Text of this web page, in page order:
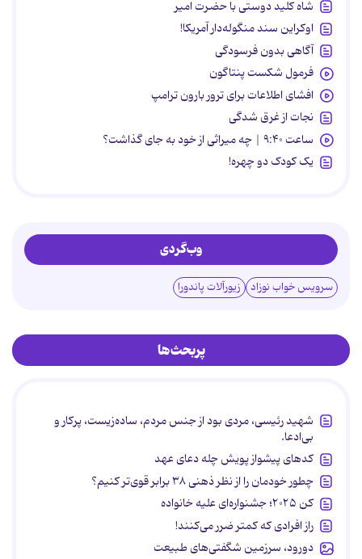
شاه کلید دوستی با حضرت امیر
اوکراین سند منگوله‌دار آمریکا!
آگاهی بدون فرسودگی
فرمول شکست پنتاگون
افشای اطلاعات برای ترور بارون ترامپ
نجات از غرق شدگی
ساعت ۹:۴۰ | چه میراثی از خود به جای گذاشت؟
یک کودک دو چهره!
وب‌گردی
سرویس خواب نوزاد زیورآلات پاندورا
پربحث‌ها
شهید رئیسی، مردی بود از جنس مردم، ساده‌زیست، پرکار و
بی‌ادعا.
کدهای پیشواز پویش چله دعای عهد
چطور خودمان را از نظر ذهنی ۳۸ برابر قوی‌تر کنیم؟
کن ۲۰۲۵؛ جشنواره‌ای علیه خانواده
راز افرادی که کمتر ضرر می‌کنند!
دورود، سرزمین شگفتی‌های طبیعت